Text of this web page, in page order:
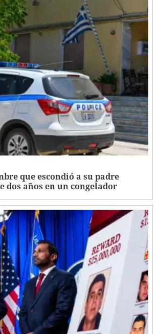
que escondió a su padre
dos años en un congelador